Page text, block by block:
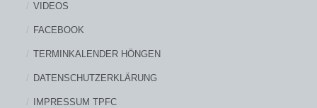
VIDEOS
FACEBOOK
TERMINKALENDER HÖNGEN
DATENSCHUTZERKLÄRUNG
IMPRESSUM TPFC